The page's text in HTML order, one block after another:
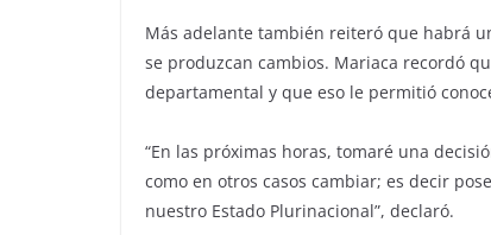
Más adelante también reiteró que habrá
se produzcan cambios. Mariaca recordó
departamental y que eso le permitió
“En las próximas horas, tomaré una
como en otros casos cambiar; es decir
nuestro Estado Plurinacional”, declaró.